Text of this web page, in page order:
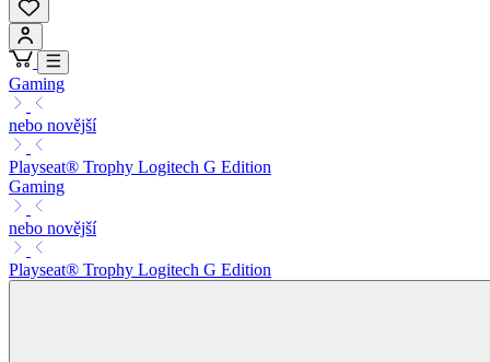
Gaming
nebo novější
Playseat® Trophy Logitech G Edition
Gaming
nebo novější
Playseat® Trophy Logitech G Edition